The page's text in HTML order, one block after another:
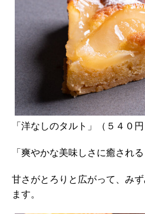
「洋なしのタルト」（５４０
「爽やかな美味しさに癒される
甘さがとろりと広がって、み
ます。